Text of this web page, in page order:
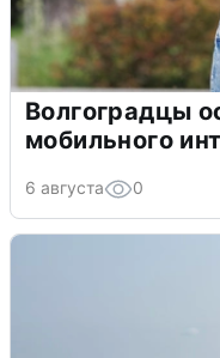
Волгоградцы
мобильного
6 августа 0